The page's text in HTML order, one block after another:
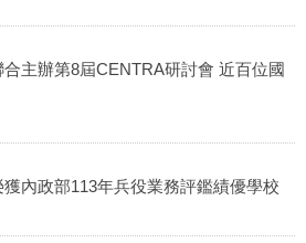
合主辦第8屆CENTRA研討會 近百位國
獲內政部113年兵役業務評鑑績優學校